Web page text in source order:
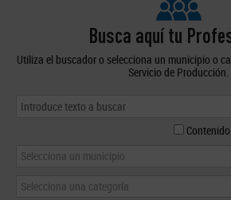
Busca aquí tu
Utiliza el buscador o selecciona un municipio o
Servicio de Producción.
Selecciona un municipio
Selecciona una categoría